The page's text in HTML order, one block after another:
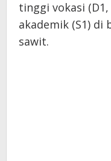
tinggi vokasi (D1,
akademik (S1) di
sawit.